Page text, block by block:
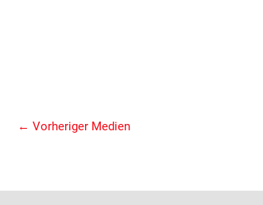
← Vorheriger Medien